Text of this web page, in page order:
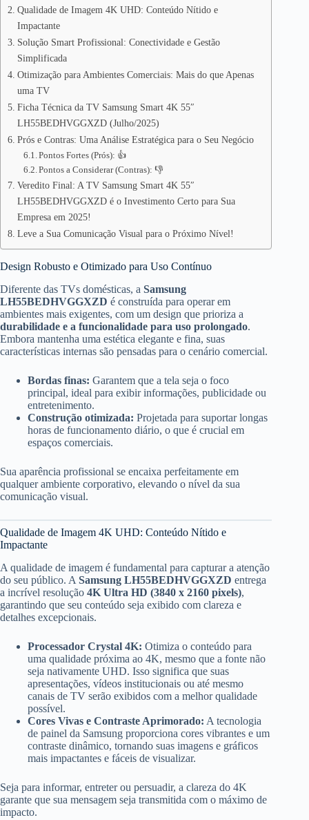
Qualidade de Imagem 4K UHD: Conteúdo Nítido e
Impactante
Solução Smart Profissional: Conectividade e Gestão
Simplificada
Otimização para Ambientes Comerciais: Mais do que Apenas
uma TV
Ficha Técnica da TV Samsung Smart 4K 55″
LH55BEDHVGGXZD (Julho/2025)
Prós e Contras: Uma Análise Estratégica para o Seu Negócio
Pontos Fortes (Prós): 👍
Pontos a Considerar (Contras): 👎
Veredito Final: A TV Samsung Smart 4K 55″
LH55BEDHVGGXZD é o Investimento Certo para Sua
Empresa em 2025!
Leve a Sua Comunicação Visual para o Próximo Nível!
Design Robusto e Otimizado para Uso Contínuo
Diferente das TVs domésticas, a Samsung
LH55BEDHVGGXZD é construída para operar em
ambientes mais exigentes, com um design que prioriza a
durabilidade e a funcionalidade para uso prolongado.
Embora mantenha uma estética elegante e fina, suas
características internas são pensadas para o cenário comercial.
Bordas finas: Garantem que a tela seja o foco
principal, ideal para exibir informações, publicidade ou
entretenimento.
Construção otimizada: Projetada para suportar longas
horas de funcionamento diário, o que é crucial em
espaços comerciais.
Sua aparência profissional se encaixa perfeitamente em
qualquer ambiente corporativo, elevando o nível da sua
comunicação visual.
Qualidade de Imagem 4K UHD: Conteúdo Nítido e
Impactante
A qualidade de imagem é fundamental para capturar a atenção
do seu público. A Samsung LH55BEDHVGGXZD entrega
a incrível resolução 4K Ultra HD (3840 x 2160 pixels),
garantindo que seu conteúdo seja exibido com clareza e
detalhes excepcionais.
Processador Crystal 4K: Otimiza o conteúdo para
uma qualidade próxima ao 4K, mesmo que a fonte não
seja nativamente UHD. Isso significa que suas
apresentações, vídeos institucionais ou até mesmo
canais de TV serão exibidos com a melhor qualidade
possível.
Cores Vivas e Contraste Aprimorado: A tecnologia
de painel da Samsung proporciona cores vibrantes e um
contraste dinâmico, tornando suas imagens e gráficos
mais impactantes e fáceis de visualizar.
Seja para informar, entreter ou persuadir, a clareza do 4K
garante que sua mensagem seja transmitida com o máximo de
impacto.